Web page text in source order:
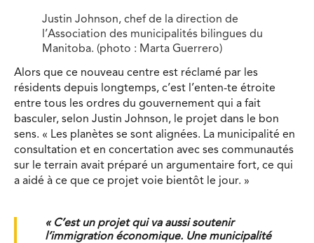
Justin Johnson, chef de la direction de
l’Association des municipalités bilingues du
Manitoba. (photo : Marta Guerrero)
Alors que ce nouveau centre est réclamé par les
résidents depuis longtemps, c’est l’enten-te étroite
entre tous les ordres du gouvernement qui a fait
basculer, selon Justin Johnson, le projet dans le bon
sens. « Les planètes se sont alignées. La municipalité en
consultation et en concertation avec ses communautés
sur le terrain avait préparé un argumentaire fort, ce qui
a aidé à ce que ce projet voie bientôt le jour. »
« C’est un projet qui va aussi soutenir
l’immigration économique. Une municipalité